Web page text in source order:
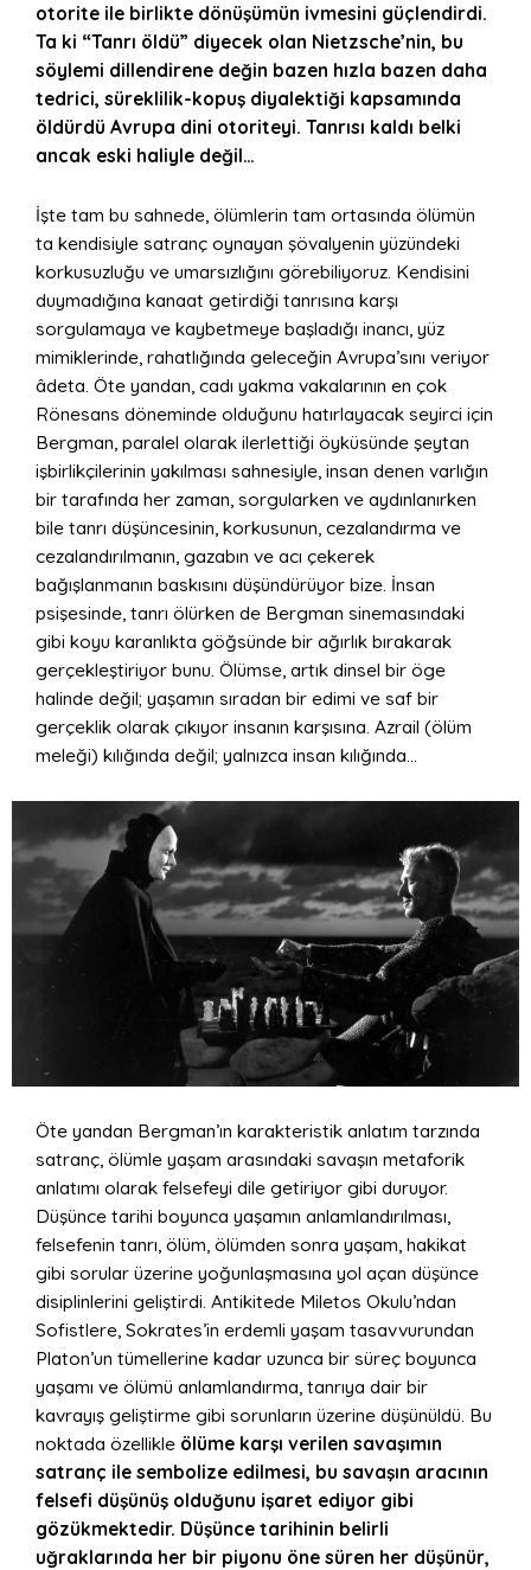
otorite ile birlikte dönüşümün ivmesini güçlendirdi.
Ta ki “Tanrı öldü” diyecek olan Nietzsche’nin, bu
söylemi dillendirene değin bazen hızla bazen daha
tedrici, süreklilik-kopuş diyalektiği kapsamında
öldürdü Avrupa dini otoriteyi. Tanrısı kaldı belki
ancak eski haliyle değil…
İşte tam bu sahnede, ölümlerin tam ortasında ölümün
ta kendisiyle satranç oynayan şövalyenin yüzündeki
korkusuzluğu ve umarsızlığını görebiliyoruz. Kendisini
duymadığına kanaat getirdiği tanrısına karşı
sorgulamaya ve kaybetmeye başladığı inancı, yüz
mimiklerinde, rahatlığında geleceğin Avrupa’sını veriyor
âdeta. Öte yandan, cadı yakma vakalarının en çok
Rönesans döneminde olduğunu hatırlayacak seyirci için
Bergman, paralel olarak ilerlettiği öyküsünde şeytan
işbirlikçilerinin yakılması sahnesiyle, insan denen varlığın
bir tarafında her zaman, sorgularken ve aydınlanırken
bile tanrı düşüncesinin, korkusunun, cezalandırma ve
cezalandırılmanın, gazabın ve acı çekerek
bağışlanmanın baskısını düşündürüyor bize. İnsan
psişesinde, tanrı ölürken de Bergman sinemasındaki
gibi koyu karanlıkta göğsünde bir ağırlık bırakarak
gerçekleştiriyor bunu. Ölümse, artık dinsel bir öge
halinde değil; yaşamın sıradan bir edimi ve saf bir
gerçeklik olarak çıkıyor insanın karşısına. Azrail (ölüm
meleği) kılığında değil; yalnızca insan kılığında…
Öte yandan Bergman’ın karakteristik anlatım tarzında
satranç, ölümle yaşam arasındaki savaşın metaforik
anlatımı olarak felsefeyi dile getiriyor gibi duruyor.
Düşünce tarihi boyunca yaşamın anlamlandırılması,
felsefenin tanrı, ölüm, ölümden sonra yaşam, hakikat
gibi sorular üzerine yoğunlaşmasına yol açan düşünce
disiplinlerini geliştirdi. Antikitede Miletos Okulu’ndan
Sofistlere, Sokrates’in erdemli yaşam tasavvurundan
Platon’un tümellerine kadar uzunca bir süreç boyunca
yaşamı ve ölümü anlamlandırma, tanrıya dair bir
kavrayış geliştirme gibi sorunların üzerine düşünüldü. Bu
noktada özellikle ölüme karşı verilen savaşımın
satranç ile sembolize edilmesi, bu savaşın aracının
felsefi düşünüş olduğunu işaret ediyor gibi
gözükmektedir. Düşünce tarihinin belirli
uğraklarında her bir piyonu öne süren her düşünür,